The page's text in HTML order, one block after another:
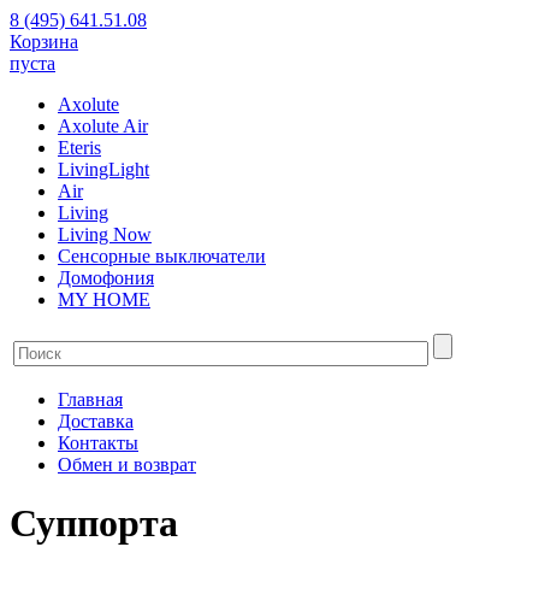
8 (495) 641.51.08
Корзина
пуста
Axolute
Axolute Air
Eteris
LivingLight
Air
Living
Living Now
Сенсорные выключатели
Домофония
MY HOME
Главная
Доставка
Контакты
Обмен и возврат
Суппорта